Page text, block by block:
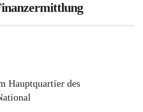
Hauptquartier des